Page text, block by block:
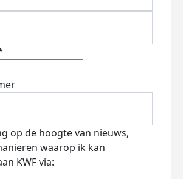
op de hoogte van nieuws,
waarop ik kan
KWF via: